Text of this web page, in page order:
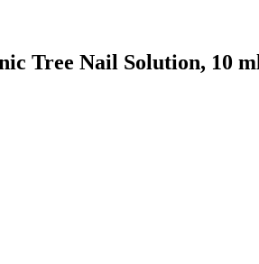
Tree Nail Solution, 10 ml